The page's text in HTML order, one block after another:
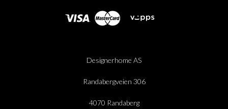
Designerhome AS
Randabergveien 306
4070 Randaberg